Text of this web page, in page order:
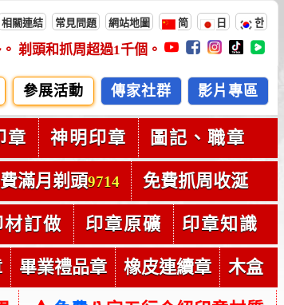
相關連結 常見問題 網站地圖 简 日 한
剃頭和抓周超過1千個。
參展活動 傳家社群 影片專區
章 神明印章 圖記、職章
滿月剃頭9714 免費抓周收涎
材訂做 印章原礦 印章知識
畢業禮品章 橡皮連續章 木盒